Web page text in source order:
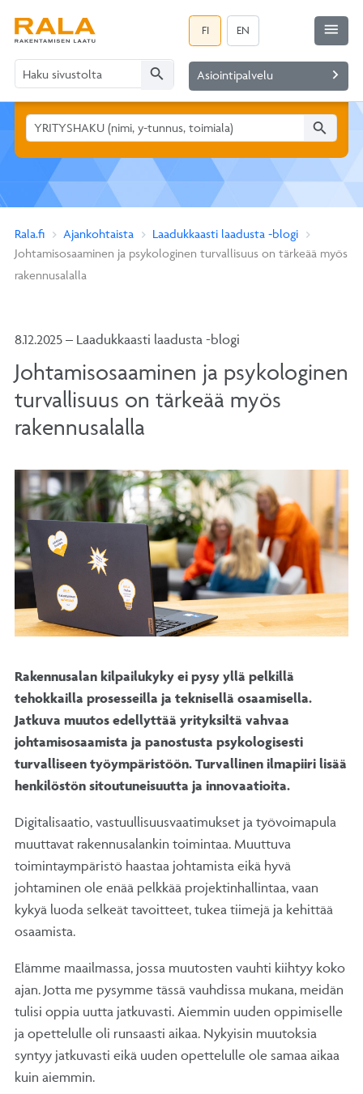
FI EN
search Asiointipalvelu navigate_next
menu
search
Rala.fi Ajankohtaista
Laadukkaasti laadusta -blogi
Johtamisosaaminen ja psykologinen turvallisuus on tärkeää myös
rakennusalalla
8.12.2025 – Laadukkaasti laadusta -blogi
Johtamisosaaminen ja psykologinen
turvallisuus on tärkeää myös
rakennusalalla
Rakennusalan kilpailukyky ei pysy yllä pelkillä
tehokkailla prosesseilla ja teknisellä osaamisella.
Jatkuva muutos edellyttää yrityksiltä vahvaa
johtamisosaamista ja panostusta psykologisesti
turvalliseen työympäristöön. Turvallinen ilmapiiri lisää
henkilöstön sitoutuneisuutta ja innovaatioita.
Digitalisaatio, vastuullisuusvaatimukset ja työvoimapula
muuttavat rakennusalankin toimintaa. Muuttuva
toimintaympäristö haastaa johtamista eikä hyvä
johtaminen ole enää pelkkää projektinhallintaa, vaan
kykyä luoda selkeät tavoitteet, tukea tiimejä ja kehittää
osaamista.
Elämme maailmassa, jossa muutosten vauhti kiihtyy koko
ajan. Jotta me pysymme tässä vauhdissa mukana, meidän
tulisi oppia uutta jatkuvasti. Aiemmin uuden oppimiselle
ja opettelulle oli runsaasti aikaa. Nykyisin muutoksia
syntyy jatkuvasti eikä uuden opettelulle ole samaa aikaa
kuin aiemmin.